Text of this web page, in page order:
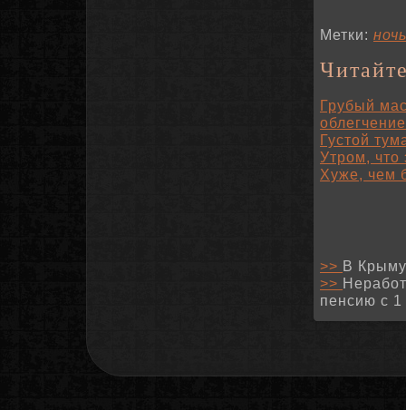
Метки: ночь
Грубый
облегчение
Густой
Утром, что
Хуже, чем
>> В
>>
пенсию с